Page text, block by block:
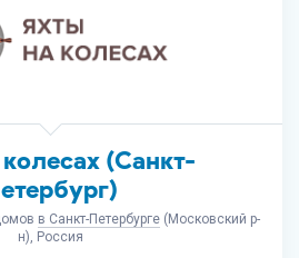
(Санкт-
в Санкт-Петербурге(Московский р-
н), Россия